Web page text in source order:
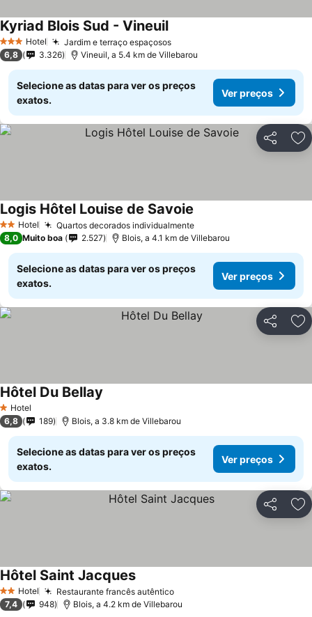
3 EstrelasHotel Jardim e terraço espaçososVer preços
Kyriad Blois Sud - VineuilVer preços
6,8 3.326 Vineuil, a 5.4 km de Villebarou
Selecione as datas para ver os preços
exatos.
Ver preços
Partilhar
2 Estrelas
Hotel Quartos decorados individualmenteVer preços
Logis Hôtel Louise de Savoie
8,0 Muito boa 2.527 Blois, a 4.1 km de Villebarou
Selecione as datas para ver os preços
exatos.
Ver preços
Partilhar
1 Estrelas
Hotel
Hôtel Du Bellay
6,8 189 Blois, a 3.8 km de Villebarou
Selecione as datas para ver os preços
exatos.
Ver preços
Partilhar
2 Estrelas
Hotel Restaurante francês autênticoVer preços
Hôtel Saint JacquesVer preços
7,4 948 Blois, a 4.2 km de Villebarou